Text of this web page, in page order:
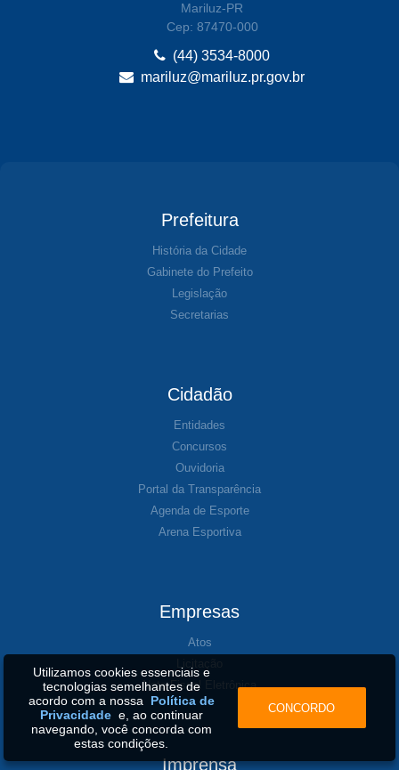
Mariluz-PR
Cep: 87470-000
(44) 3534-8000
mariluz@mariluz.pr.gov.br
Prefeitura
História da Cidade
Gabinete do Prefeito
Legislação
Secretarias
Cidadão
Entidades
Concursos
Ouvidoria
Portal da Transparência
Agenda de Esporte
Arena Esportiva
Empresas
Atos
Nota Fiscal Eletrônica
Imprensa
Utilizamos cookies essenciais e
tecnologias semelhantes de
acordo com a nossa Política de
Privacidadee, ao continuar
navegando, você concorda com
estas condições.
CONCORDO